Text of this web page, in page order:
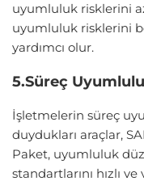
uyumluluk risklerini
uyumluluk risklerini
yardımcı olur.
5.Süreç
İşletmelerin süreç
duydukları araçlar,
Paket, uyumluluk
standartlarını hızlı